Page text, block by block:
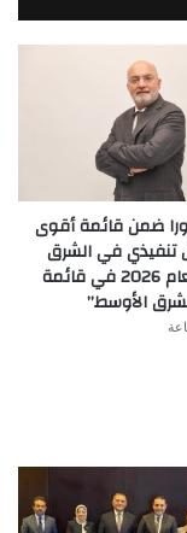
ضمن قائمة أقوى
تنفيذي في الشرق
الأوسط لعام 2026 في قائمة
الأوسط”